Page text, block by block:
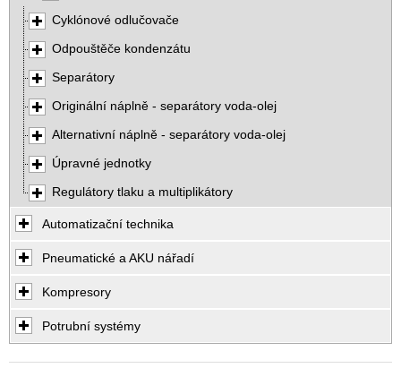
Cyklónové odlučovače
Odpouštěče kondenzátu
Separátory
Originální náplně - separátory voda-olej
Alternativní náplně - separátory voda-olej
Úpravné jednotky
Regulátory tlaku a multiplikátory
Automatizační technika
Pneumatické a AKU nářadí
Kompresory
Potrubní systémy